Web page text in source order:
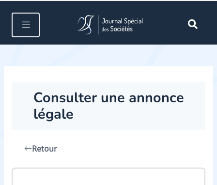
Consulter une annonce
légale
Retour